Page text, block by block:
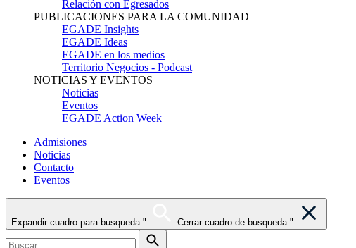
Relación con Egresados
PUBLICACIONES PARA LA COMUNIDAD
EGADE Insights
EGADE Ideas
EGADE en los medios
Territorio Negocios - Podcast
NOTICIAS Y EVENTOS
Noticias
Eventos
EGADE Action Week
Admisiones
Noticias
Contacto
Eventos
Expandir cuadro para busqueda." Cerrar cuadro de busqueda."